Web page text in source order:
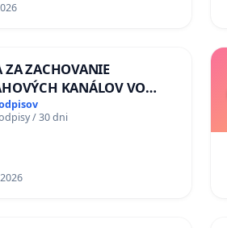
ZA ZACHOVANIE
KANÁLOV VO
VLASTNÍCTVE A POD
SLOVENSKEJ
kanálov na
/ 30 dni